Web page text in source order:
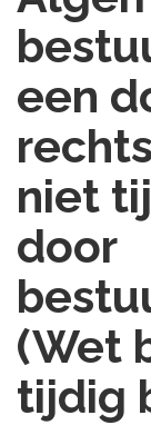
een
niet
door
(Wet
tijdig